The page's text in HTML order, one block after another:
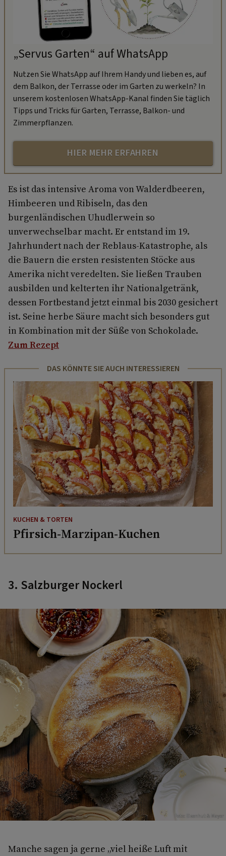
„Servus Garten“ auf WhatsApp
Nutzen Sie WhatsApp auf Ihrem Handy und lieben es, auf
dem Balkon, der Terrasse oder im Garten zu werkeln? In
unserem kostenlosen WhatsApp-Kanal finden Sie täglich
Tipps und Tricks für Garten, Terrasse, Balkon- und
Zimmerpflanzen.
HIER MEHR ERFAHREN
Es ist das intensive Aroma von Wald­erdbeeren,
Himbeeren und Ribiseln, das den
burgenländischen Uhudlerwein so
unverwechselbar macht. Er entstand im 19.
Jahrhundert nach der Reblaus-Katastrophe, als
die Bauern die ersten resistenten Stöcke aus
Amerika nicht veredelten. Sie ließen Trauben
ausbilden und kelterten ihr Nationalgetränk,
dessen Fortbestand jetzt einmal bis 2030 gesichert
ist. Seine herbe Säure macht sich besonders gut
in Kombination mit der Süße von Schokolade.
Zum Rezept
DAS KÖNNTE SIE AUCH INTERESSIEREN
KUCHEN & TORTEN
Pfirsich-Marzipan-Kuchen
3. Salzburger Nockerl
Foto: Eisenhut & Mayer
Manche sagen ja gerne „viel heiße Luft mit